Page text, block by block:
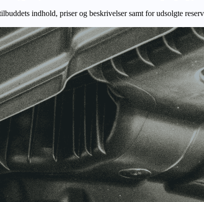
indhold, priser og beskrivelser samt for udsolgte